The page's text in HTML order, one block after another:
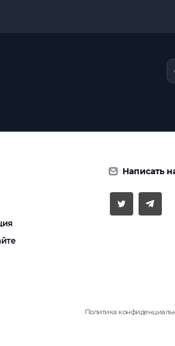
Написать
Политика